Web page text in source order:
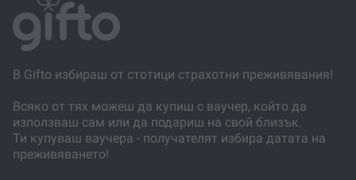
В Gifto избираш от стотици страхотни преживявания!
Всяко от тях можеш да купиш с ваучер, който да
използваш сам или да подариш на свой близък.
Ти купуваш ваучера - получателят избира датата на
преживяването!